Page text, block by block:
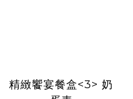
精緻饗宴餐盒<3> 奶